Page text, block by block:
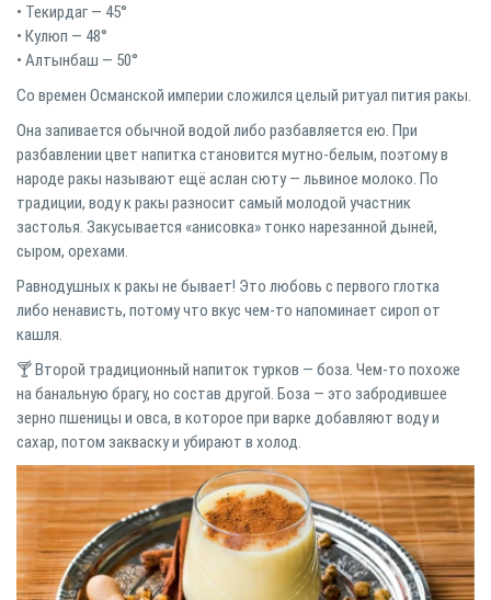
• Текирдаг — 45°
• Кулюп — 48°
• Алтынбаш — 50°
Со времен Османской империи сложился целый ритуал пития ракы.
Она запивается обычной водой либо разбавляется ею. При
разбавлении цвет напитка становится мутно-белым, поэтому в
народе ракы называют ещё аслан сюту — львиное молоко. По
традиции, воду к ракы разносит самый молодой участник
застолья. Закусывается «анисовка» тонко нарезанной дыней,
сыром, орехами.
Равнодушных к ракы не бывает! Это любовь с первого глотка
либо ненависть, потому что вкус чем-то напоминает сироп от
кашля.
🍸 Второй традиционный напиток турков — боза. Чем-то похоже
на банальную брагу, но состав другой. Боза — это забродившее
зерно пшеницы и овса, в которое при варке добавляют воду и
сахар, потом закваску и убирают в холод.